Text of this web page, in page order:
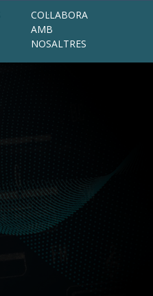
COL·LABORA
AMB
NOSALTRES